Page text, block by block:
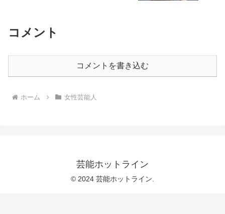
コメント
コメントを書き込む
ホーム 女性芸能人
芸能ホットライン
© 2024 芸能ホットライン.